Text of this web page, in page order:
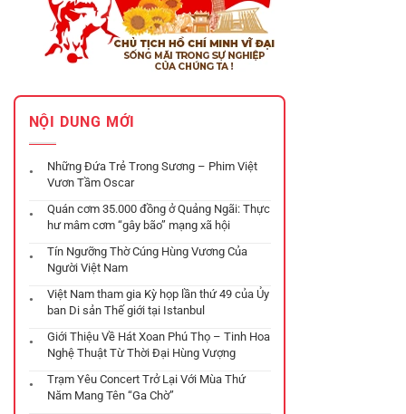
NỘI DUNG MỚI
Những Đứa Trẻ Trong Sương – Phim Việt
Vươn Tầm Oscar
Quán cơm 35.000 đồng ở Quảng Ngãi: Thực
hư mâm cơm “gây bão” mạng xã hội
Tín Ngưỡng Thờ Cúng Hùng Vương Của
Người Việt Nam
Việt Nam tham gia Kỳ họp lần thứ 49 của Ủy
ban Di sản Thế giới tại Istanbul
Giới Thiệu Về Hát Xoan Phú Thọ – Tinh Hoa
Nghệ Thuật Từ Thời Đại Hùng Vượng
Trạm Yêu Concert Trở Lại Với Mùa Thứ
Năm Mang Tên “Ga Chờ”